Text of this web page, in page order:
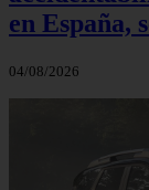
en España,
04/08/2026